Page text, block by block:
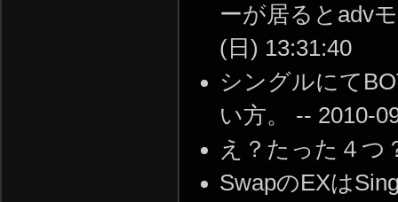
ーが居るとadv
(日) 13:31:40
シングルにて
い方。 -- 2010-
え？たった４つ
SwapのEXは